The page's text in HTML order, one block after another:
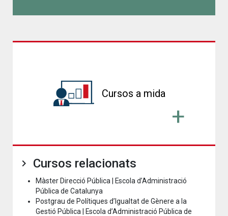
Cursos a mida
Cursos relacionats
Màster Direcció Pública | Escola d’Administració
Pública de Catalunya
Postgrau de Polítiques d’Igualtat de Gènere a la
Gestió Pública | Escola d’Administració Pública de